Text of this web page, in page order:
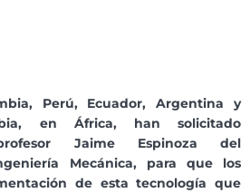
Perú, Ecuador, Argentina y
en África, han solicitado
Jaime Espinoza del
Mecánica, para que los
de esta tecnología que